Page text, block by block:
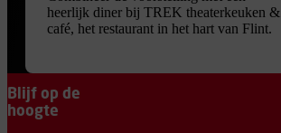
heerlijk diner bij TREK theaterkeuken &
café, het restaurant in het hart van Flint.
Blijf op de
hoogte